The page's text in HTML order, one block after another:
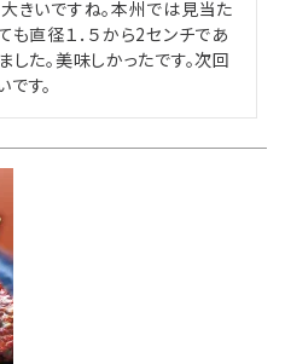
きいですね。本州では見当た
も直径１．５から2センチであ
した。美味しかったです。次回